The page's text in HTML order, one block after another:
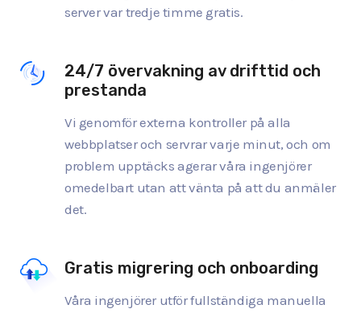
server var tredje timme gratis.
24/7 övervakning av drifttid och
prestanda
Vi genomför externa kontroller på alla
webbplatser och servrar varje minut, och om
problem upptäcks agerar våra ingenjörer
omedelbart utan att vänta på att du anmäler
det.
Gratis migrering och onboarding
Våra ingenjörer utför fullständiga manuella